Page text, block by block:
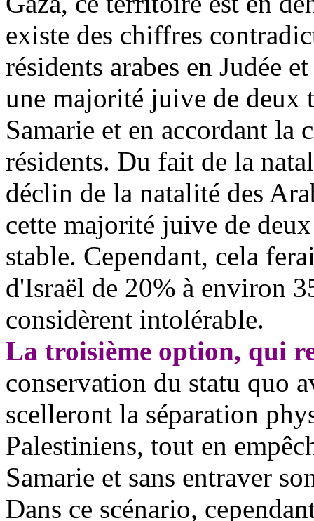
existe des chiffres
résidents arabes en Judée
une majorité juive de deux
Samarie et en accordant la
résidents. Du fait de la
déclin de la natalité des
cette majorité juive de
stable. Cependant, cela
d'Israël de 20% à environ
considèrent intolérable.
La troisième option, qui
conservation du statu quo
scelleront la séparation
Palestiniens, tout en
Samarie et sans entraver
Dans ce scénario,